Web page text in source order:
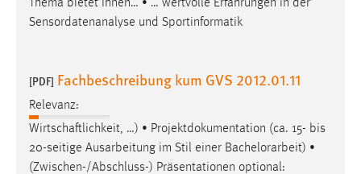
Thema bietet Ihnen… • … wertvolle Erfahrungen in der
Sensordatenanalyse und Sportinformatik
[PDF] Fachbeschreibung kum GVS 2012.01.11
Relevanz:
Wirtschaftlichkeit, …) • Projektdokumentation (ca. 15- bis
20-seitige Ausarbeitung im Stil einer Bachelorarbeit) •
(Zwischen-/Abschluss-) Präsentationen optional:
Name:
fe_user, be_user, be_lastLoginProvider
Zweck:
Dieser Cookie ist notwendig um sich an der Website
einloggen zu können.